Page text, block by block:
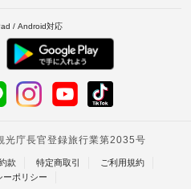
通常価格 ¥ 13,980
¥13,273